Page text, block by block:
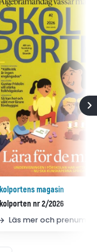
magasin
nr 2/2026
Läs mer och